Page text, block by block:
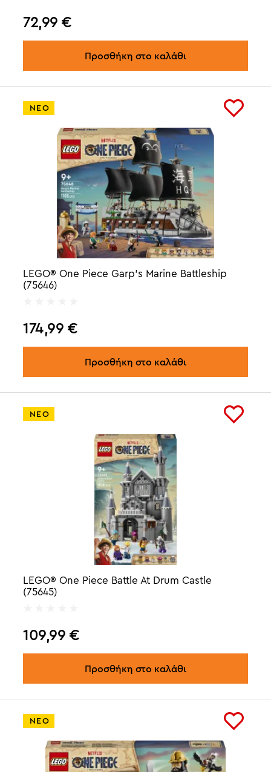
72,99 €
Προσθήκη στο καλάθι
ΝΕΟ
LEGO® One Piece Garp's Marine Battleship
(75646)
174,99 €
Προσθήκη στο καλάθι
ΝΕΟ
LEGO® One Piece Battle At Drum Castle
(75645)
109,99 €
Προσθήκη στο καλάθι
ΝΕΟ